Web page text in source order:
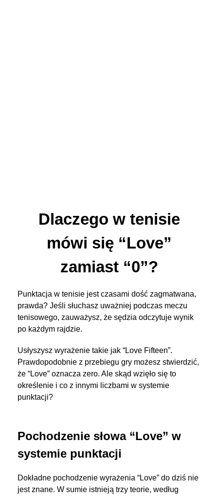
Dlaczego w tenisie
mówi się “Love”
zamiast “0”?
Punktacja w tenisie jest czasami dość zagmatwana,
prawda? Jeśli słuchasz uważniej podczas meczu
tenisowego, zauważysz, że sędzia odczytuje wynik
po każdym rajdzie.
Usłyszysz wyrażenie takie jak “Love Fifteen”.
Prawdopodobnie z przebiegu gry możesz stwierdzić,
że “Love” oznacza zero. Ale skąd wzięło się to
określenie i co z innymi liczbami w systemie
punktacji?
Pochodzenie słowa “Love” w
systemie punktacji
Dokładne pochodzenie wyrażenia “Love” do dziś nie
jest znane. W sumie istnieją trzy teorie, według